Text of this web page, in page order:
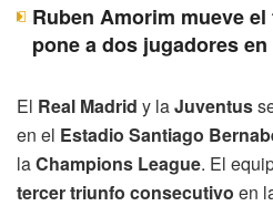
Ruben Amorim mueve
pone a dos jugadores
El Real Madrid y laJuventus
en el Estadio Santiago
laChampions League. El
tercer triunfo consecutivo en